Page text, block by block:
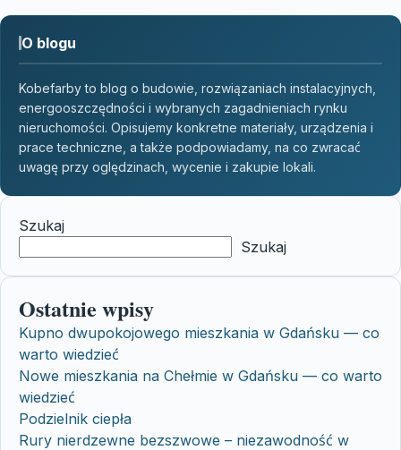
O blogu
Kobefarby to blog o budowie, rozwiązaniach instalacyjnych,
energooszczędności i wybranych zagadnieniach rynku
nieruchomości. Opisujemy konkretne materiały, urządzenia i
prace techniczne, a także podpowiadamy, na co zwracać
uwagę przy oględzinach, wycenie i zakupie lokali.
Szukaj
Szukaj
Ostatnie wpisy
Kupno dwupokojowego mieszkania w Gdańsku — co
warto wiedzieć
Nowe mieszkania na Chełmie w Gdańsku — co warto
wiedzieć
Podzielnik ciepła
Rury nierdzewne bezszwowe – niezawodność w